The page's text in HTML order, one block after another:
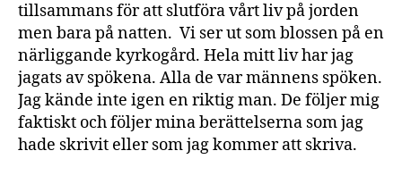
tillsammans för att slutföra vårt liv på jorden
men bara på natten. Vi ser ut som blossen på en
närliggande kyrkogård. Hela mitt liv har jag
jagats av spökena. Alla de var männens spöken.
Jag kände inte igen en riktig man. De följer mig
faktiskt och följer mina berättelserna som jag
hade skrivit eller som jag kommer att skriva.